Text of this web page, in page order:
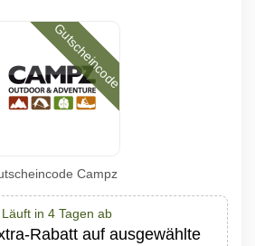
Gutscheincode
Campz
Läuft in 4 Tagen ab
Rabatt auf ausgewählte